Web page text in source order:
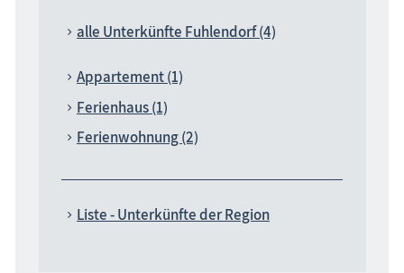
alle Unterkünfte Fuhlendorf (4)
Appartement (1)
Ferienhaus (1)
Ferienwohnung (2)
Liste - Unterkünfte der Region